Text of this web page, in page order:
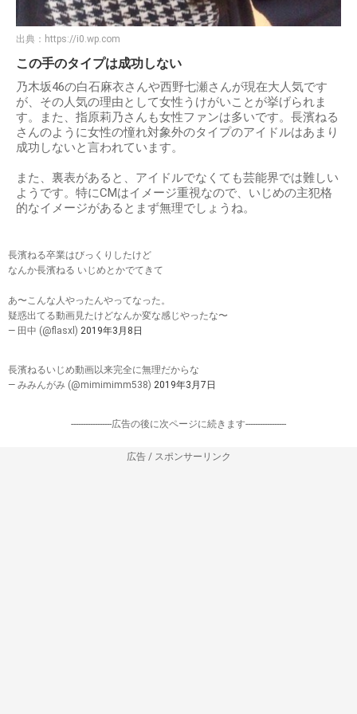
出典： https://i0.wp.com
この手のタイプは成功しない
乃木坂46の白石麻衣さんや西野七瀬さんが現在大人気です
が、その人気の理由として女性うけがいことが挙げられま
す。また、指原莉乃さんも女性ファンは多いです。長濱ねる
さんのように女性の憧れ対象外のタイプのアイドルはあまり
成功しないと言われています。
また、裏表があると、アイドルでなくても芸能界では難しい
ようです。特にCMはイメージ重視なので、いじめの主犯格
的なイメージがあるとまず無理でしょうね。
長濱ねる卒業はびっくりしたけど
なんか長濱ねる いじめとかでてきて
あ〜こんな人やったんやってなった。
疑惑出てる動画見たけどなんか変な感じやったな〜
— 田中 (@flasxl) 2019年3月8日
長濱ねるいじめ動画以来完全に無理だからな
— みみんがみ (@mimimimm538) 2019年3月7日
-----------------広告の後に次ページに続きます-----------------
広告 / スポンサーリンク